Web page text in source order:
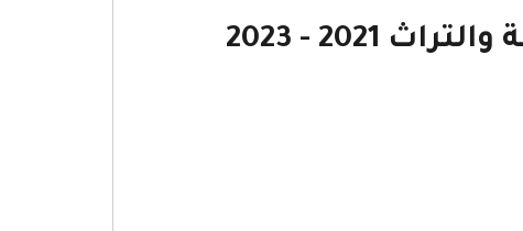
2021 - 2023